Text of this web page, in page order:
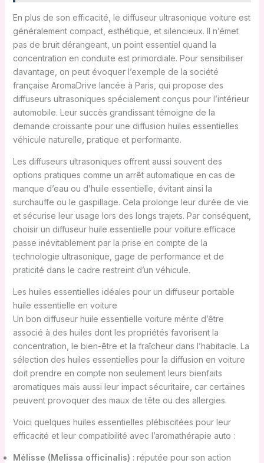
En plus de son efficacité, le diffuseur ultrasonique voiture est
généralement compact, esthétique, et silencieux. Il n’émet
pas de bruit dérangeant, un point essentiel quand la
concentration en conduite est primordiale. Pour sensibiliser
davantage, on peut évoquer l’exemple de la société
française AromaDrive lancée à Paris, qui propose des
diffuseurs ultrasoniques spécialement conçus pour l’intérieur
automobile. Leur succès grandissant témoigne de la
demande croissante pour une diffusion huiles essentielles
véhicule naturelle, pratique et performante.
Les diffuseurs ultrasoniques offrent aussi souvent des
options pratiques comme un arrêt automatique en cas de
manque d’eau ou d’huile essentielle, évitant ainsi la
surchauffe ou le gaspillage. Cela prolonge leur durée de vie
et sécurise leur usage lors des longs trajets. Par conséquent,
choisir un diffuseur huile essentielle pour voiture efficace
passe inévitablement par la prise en compte de la
technologie ultrasonique, gage de performance et de
praticité dans le cadre restreint d’un véhicule.
Les huiles essentielles idéales pour un diffuseur portable
huile essentielle en voiture
Un bon diffuseur huile essentielle voiture mérite d’être
associé à des huiles dont les propriétés favorisent la
concentration, le bien-être et la fraîcheur dans l’habitacle. La
sélection des huiles essentielles pour la diffusion en voiture
doit prendre en compte non seulement leurs bienfaits
aromatiques mais aussi leur impact sécuritaire, car certaines
peuvent provoquer des maux de tête ou des allergies.
Voici quelques huiles essentielles plébiscitées pour leur
efficacité et leur compatibilité avec l’aromathérapie auto :
Mélisse (Melissa officinalis) : réputée pour son action